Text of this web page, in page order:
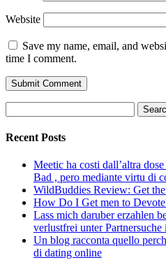
Website
Save my name, email, and
time I comment.
for:
Recent Posts
Meetic ha costi dall’altra
Bad , pero mediante virtu di
WildBuddies Review: Get
How Do I Get men to
Lass mich daruber erzahlen
verlustfrei unter
Un blog racconta quello
di dating online